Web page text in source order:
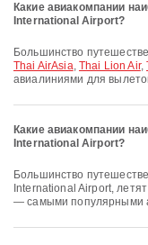
Какие авиакомпании
International Airport?
Большинство
Thai AirAsia, Thai Lion Air,
авиалиниями для
Какие авиакомпании
International Airport?
Большинство путешественников, направляющихся в Penang
International Airport,
— самыми популярными